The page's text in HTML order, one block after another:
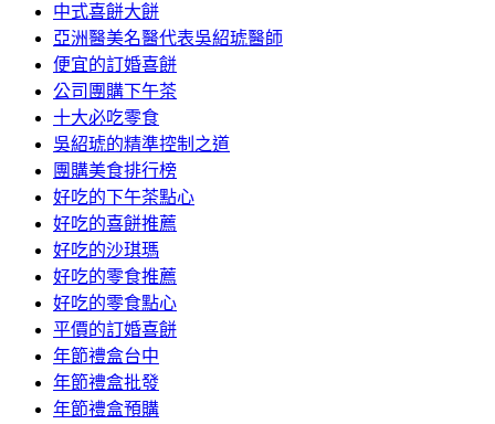
內
容
中式喜餅大餅
亞洲醫美名醫代表吳紹琥醫師
便宜的訂婚喜餅
公司團購下午茶
十大必吃零食
吳紹琥的精準控制之道
團購美食排行榜
好吃的下午茶點心
好吃的喜餅推薦
好吃的沙琪瑪
好吃的零食推薦
好吃的零食點心
平價的訂婚喜餅
年節禮盒台中
年節禮盒批發
年節禮盒預購